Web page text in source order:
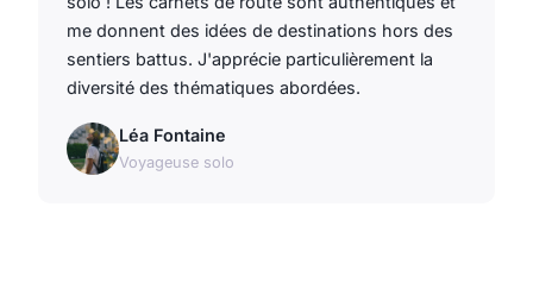
me donnent des idées de destinations hors des
sentiers battus. J'apprécie particulièrement la
diversité des thématiques abordées.
Léa Fontaine
Voyageuse solo